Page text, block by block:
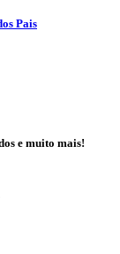
Pais
e muito mais!